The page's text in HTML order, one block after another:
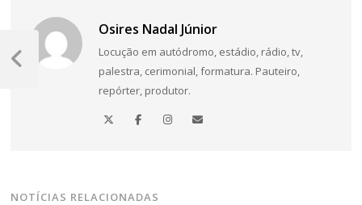
Osires Nadal Júnior
Locução em autódromo, estádio, rádio, tv,
palestra, cerimonial, formatura. Pauteiro,
repórter, produtor.
NOTÍCIAS RELACIONADAS
Navegação
de
Post